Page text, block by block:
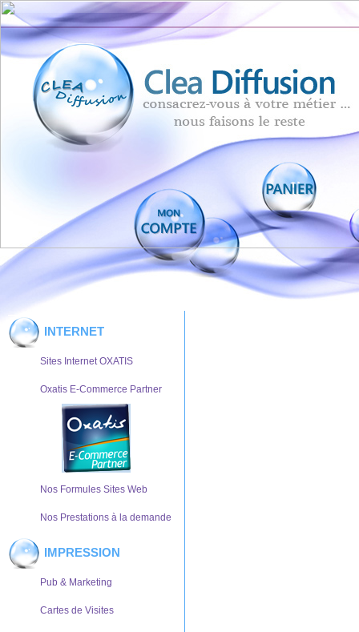
INTERNET
Sites Internet OXATIS
Oxatis E-Commerce Partner
Nos Formules Sites Web
Nos Prestations à la demande
IMPRESSION
Pub & Marketing
Cartes de Visites